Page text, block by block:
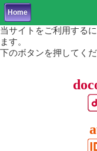
Home
当サイトをご利用する
ます。
下のボタンを押してくだ